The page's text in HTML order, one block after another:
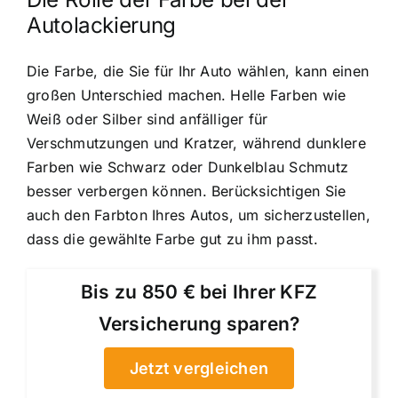
Autolackierung
Die Farbe, die Sie für Ihr Auto wählen, kann einen
großen Unterschied machen. Helle Farben wie
Weiß oder Silber sind anfälliger für
Verschmutzungen und Kratzer, während dunklere
Farben wie Schwarz oder Dunkelblau Schmutz
besser verbergen können. Berücksichtigen Sie
auch den Farbton Ihres Autos, um sicherzustellen,
dass die gewählte Farbe gut zu ihm passt.
Bis zu 850 € bei Ihrer KFZ
Versicherung sparen?
Jetzt vergleichen